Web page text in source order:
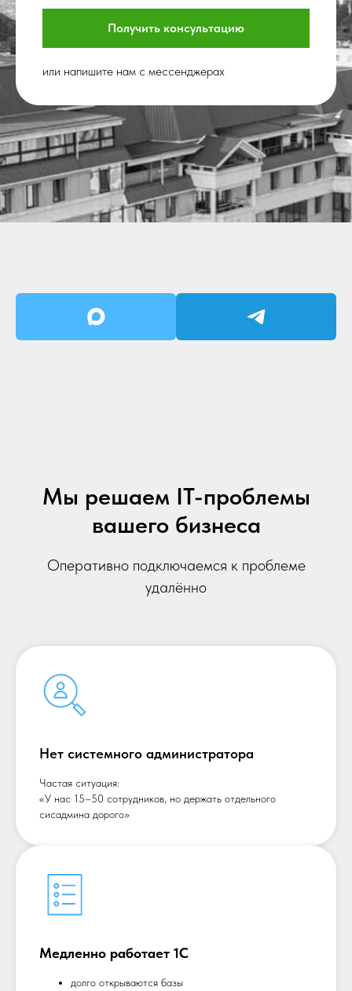
Получить консультацию
или напишите нам с мессенджерах
Мы решаем IT-проблемы
вашего бизнеса
Оперативно подключаемся к проблеме
удалённо
Нет системного администратора
Частая ситуация:
«У нас 15–50 сотрудников, но держать отдельного
сисадмина дорого»
Медленно работает 1С
долго открываются базы